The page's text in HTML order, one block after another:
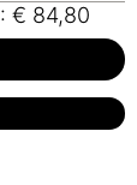
€ 84,80